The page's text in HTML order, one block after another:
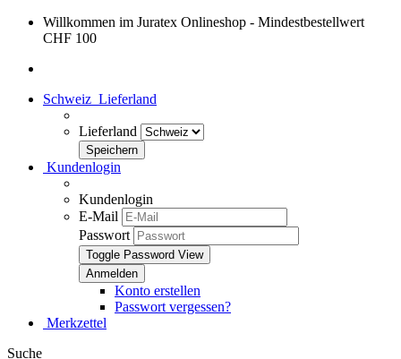
Willkommen im Juratex Onlineshop - Mindestbestellwert
CHF 100
Schweiz Lieferland
Lieferland
Kundenlogin
Kundenlogin
E-Mail
Passwort
Toggle Password View
Konto erstellen
Passwort vergessen?
Merkzettel
Suche